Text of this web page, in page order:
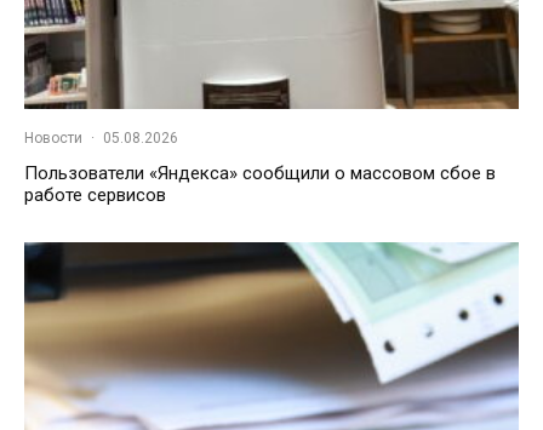
Новости · 05.08.2026
Пользователи «Яндекса» сообщили о массовом сбое в
работе сервисов